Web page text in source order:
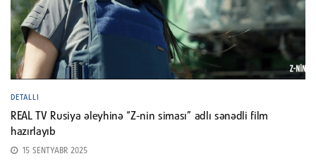
DETALLI
REAL TV Rusiya əleyhinə “Z-nin siması” adlı sənədli film
hazırlayıb
15 SENTYABR 2025